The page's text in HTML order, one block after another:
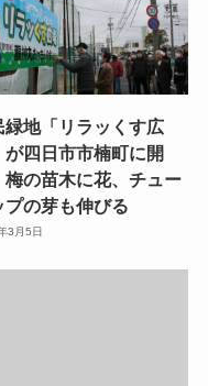
緑地「リラッくす広
が四日市市楠町に開
梅の苗木に花、チュー
プの芽も伸びる
3月5日